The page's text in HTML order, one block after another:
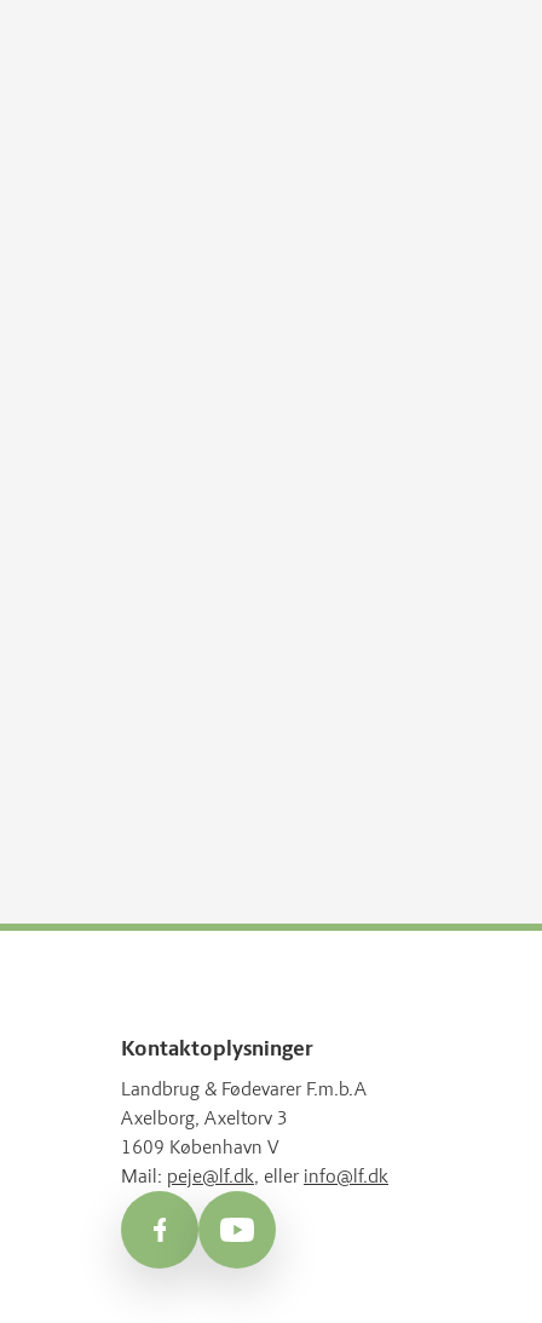
Kontaktoplysninger
Landbrug & Fødevarer F.m.b.A
Axelborg, Axeltorv 3
1609 København V
Mail: peje@lf.dk, eller info@lf.dk
FacebookYouTube